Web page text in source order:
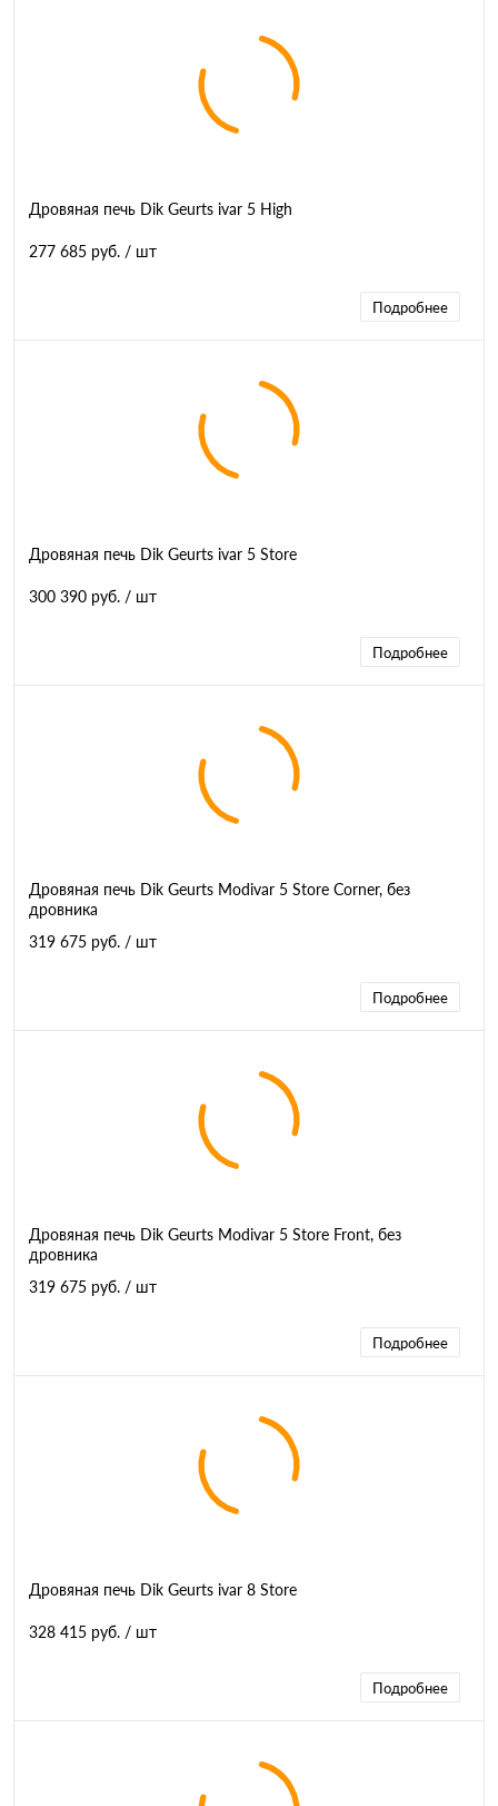
Дровяная печь Dik Geurts ivar 5 High
277 685 руб. / шт
Подробнее
Дровяная печь Dik Geurts ivar 5 Store
300 390 руб. / шт
Подробнее
Дровяная печь Dik Geurts Modivar 5 Store Corner, без
дровника
319 675 руб. / шт
Подробнее
Дровяная печь Dik Geurts Modivar 5 Store Front, без
дровника
319 675 руб. / шт
Подробнее
Дровяная печь Dik Geurts ivar 8 Store
328 415 руб. / шт
Подробнее